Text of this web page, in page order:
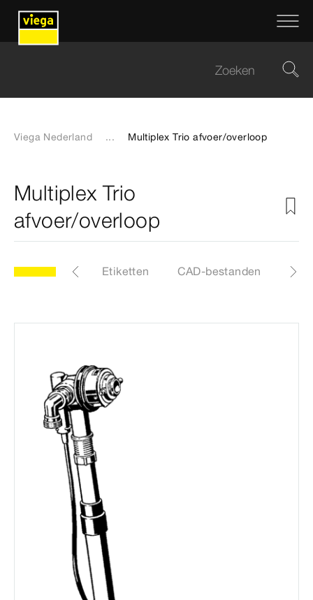
Viega Nederland ... Multiplex Trio afvoer/overloop
Multiplex Trio
afvoer/overloop
reservedelen Etiketten CAD-bestanden